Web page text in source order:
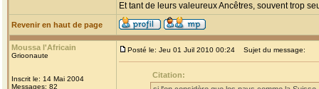
Et tant de leurs valeureux Ancêtres, souvent trop
Revenir en haut de page
Moussa l'Africain
Grioonaute
Inscrit le: 14 Mai 2004
Messages: 82
Posté le: Jeu 01 Juil 2010 00:24 Sujet du message:
Citation: